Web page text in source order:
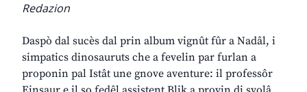
Redazion
Daspò dal sucès dal prin album vignût fûr a Nadâl, i
simpatics dinosauruts che a fevelin par furlan a
proponin pal Istât une gnove aventure: il professôr